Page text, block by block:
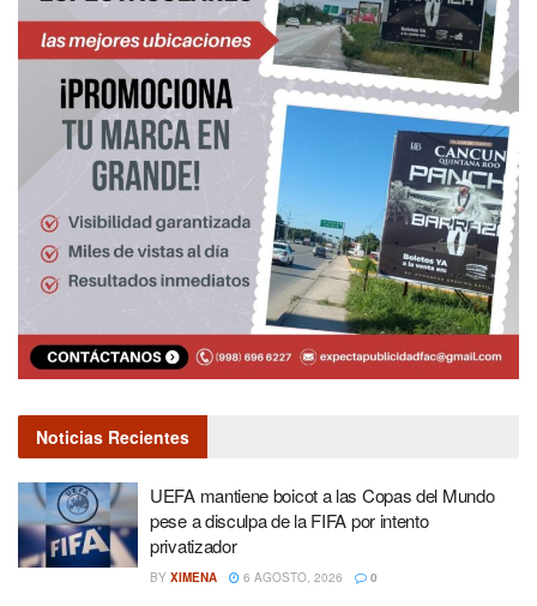
Noticias Recientes
UEFA mantiene boicot a las Copas del Mundo
pese a disculpa de la FIFA por intento
privatizador
BY XIMENA 6 AGOSTO, 2026 0